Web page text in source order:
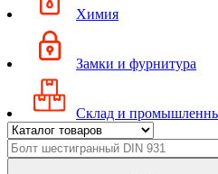
Химия
Замки и фурнитура
Склад и